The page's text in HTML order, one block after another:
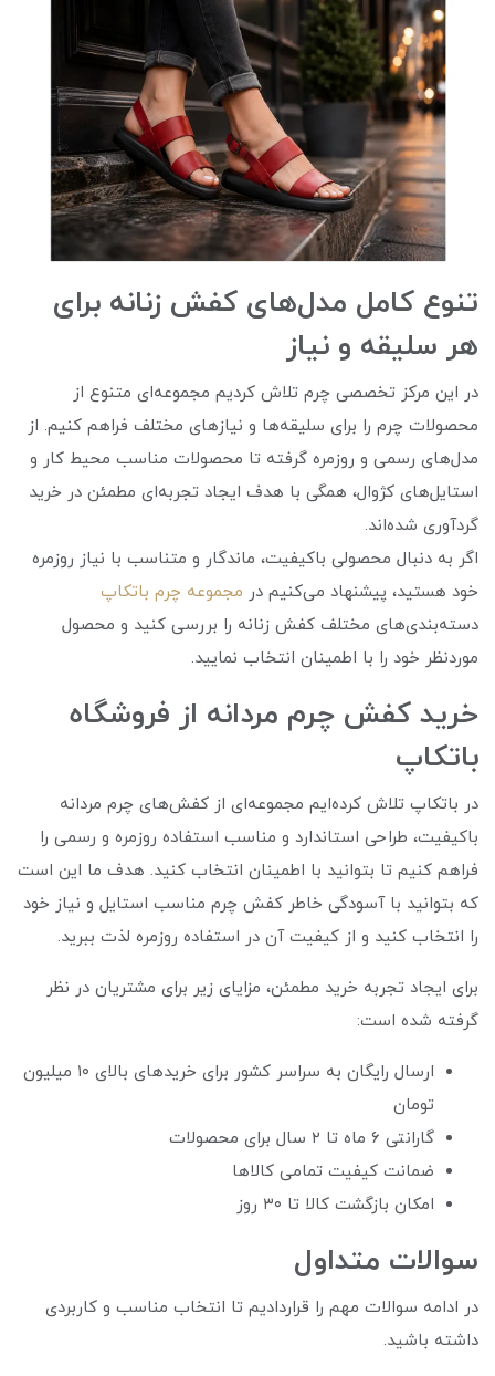
تنوع کامل مدل‌های کفش زنانه برای
هر سلیقه و نیاز
در این مرکز تخصصی چرم تلاش کردیم مجموعه‌ای متنوع از
محصولات چرم را برای سلیقه‌ها و نیازهای مختلف فراهم کنیم. از
مدل‌های رسمی و روزمره گرفته تا محصولات مناسب محیط کار و
استایل‌های کژوال، همگی با هدف ایجاد تجربه‌ای مطمئن در خرید
گردآوری شده‌اند.
اگر به دنبال محصولی باکیفیت، ماندگار و متناسب با نیاز روزمره
خود هستید، پیشنهاد می‌کنیم در مجموعه چرم باتکاپ
دسته‌بندی‌های مختلف کفش زنانه را بررسی کنید و محصول
موردنظر خود را با اطمینان انتخاب نمایید.
خرید کفش چرم مردانه از فروشگاه
باتکاپ
در باتکاپ تلاش کرده‌ایم مجموعه‌ای از کفش‌های چرم مردانه
باکیفیت، طراحی استاندارد و مناسب استفاده روزمره و رسمی را
فراهم کنیم تا بتوانید با اطمینان انتخاب کنید. هدف ما این است
که بتوانید با آسودگی خاطر کفش چرم مناسب استایل و نیاز خود
را انتخاب کنید و از کیفیت آن در استفاده روزمره لذت ببرید.
برای ایجاد تجربه خرید مطمئن، مزایای زیر برای مشتریان در نظر
گرفته شده است:
ارسال رایگان به سراسر کشور برای خریدهای بالای ۱۰ میلیون
تومان
گارانتی ۶ ماه تا ۲ سال برای محصولات
ضمانت کیفیت تمامی کالاها
امکان بازگشت کالا تا ۳۰ روز
سوالات متداول
در ادامه سوالات مهم را قراردادیم تا انتخاب مناسب و کاربردی
داشته باشید.